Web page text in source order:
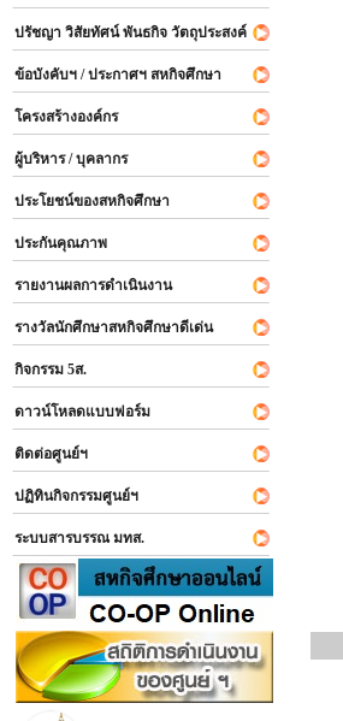
ปรัชญา วิสัยทัศน์ พันธกิจ วัตถุประสงค์
ข้อบังคับฯ / ประกาศฯ สหกิจศึกษา
โครงสร้างองค์กร
ผู้บริหาร / บุคลากร
ประโยชน์ของสหกิจศึกษา
ประกันคุณภาพ
รายงานผลการดำเนินงาน
รางวัลนักศึกษาสหกิจศึกษาดีเด่น
กิจกรรม 5ส.
ดาวน์โหลดแบบฟอร์ม
ติดต่อศูนย์ฯ
ปฏิทินกิจกรรมศูนย์ฯ
ระบบสารบรรณ มทส.